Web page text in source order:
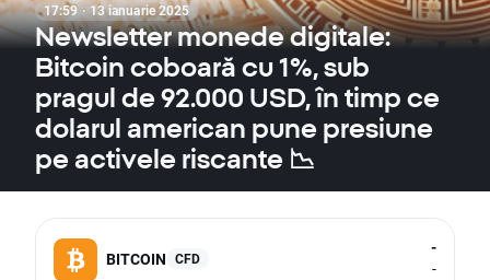
17:59 · 13 ianuarie 2025
Newsletter monede digitale:
Bitcoin coboară cu 1%, sub
pragul de 92.000 USD, în timp ce
dolarul american pune presiune
pe activele riscante 📉
BITCOIN CFD
-
-